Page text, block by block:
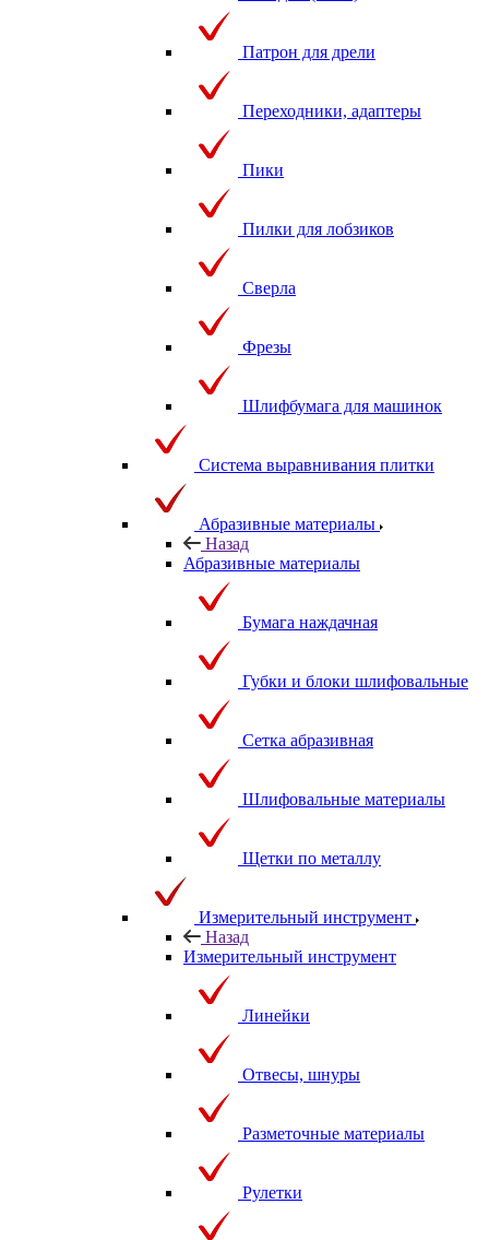
Патрон для дрели
Переходники, адаптеры
Пики
Пилки для лобзиков
Сверла
Фрезы
Шлифбумага для машинок
Система выравнивания плитки
Абразивные материалы
Назад
Абразивные материалы
Бумага наждачная
Губки и блоки шлифовальные
Сетка абразивная
Шлифовальные материалы
Щетки по металлу
Измерительный инструмент
Назад
Измерительный инструмент
Линейки
Отвесы, шнуры
Разметочные материалы
Рулетки